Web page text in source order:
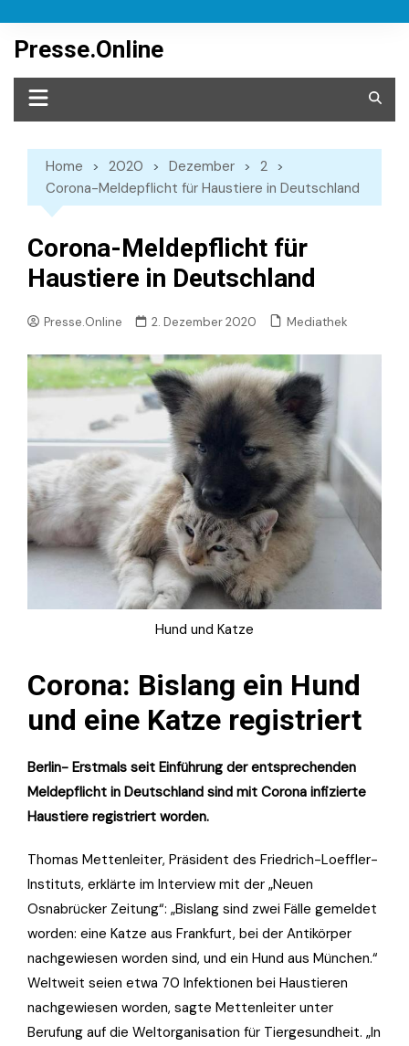
content
Presse.Online
Home 2020 Dezember
2
Corona-Meldepflicht für Haustiere in Deutschland
Corona-Meldepflicht für
Haustiere in Deutschland
Presse.Online 2. Dezember 2020 Mediathek
Hund und Katze
Corona: Bislang ein Hund
und eine Katze registriert
Berlin- Erstmals seit Einführung der entsprechenden
Meldepflicht in Deutschland sind mit Corona infizierte
Haustiere registriert worden.
Thomas Mettenleiter, Präsident des Friedrich-Loeffler-
Instituts, erklärte im Interview mit der „Neuen
Osnabrücker Zeitung“: „Bislang sind zwei Fälle gemeldet
worden: eine Katze aus Frankfurt, bei der Antikörper
nachgewiesen worden sind, und ein Hund aus München.“
Weltweit seien etwa 70 Infektionen bei Haustieren
nachgewiesen worden, sagte Mettenleiter unter
Berufung auf die Weltorganisation für Tiergesundheit. „In